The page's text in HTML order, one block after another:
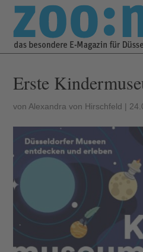
Erste
von Alexandra von Hirschfeld |